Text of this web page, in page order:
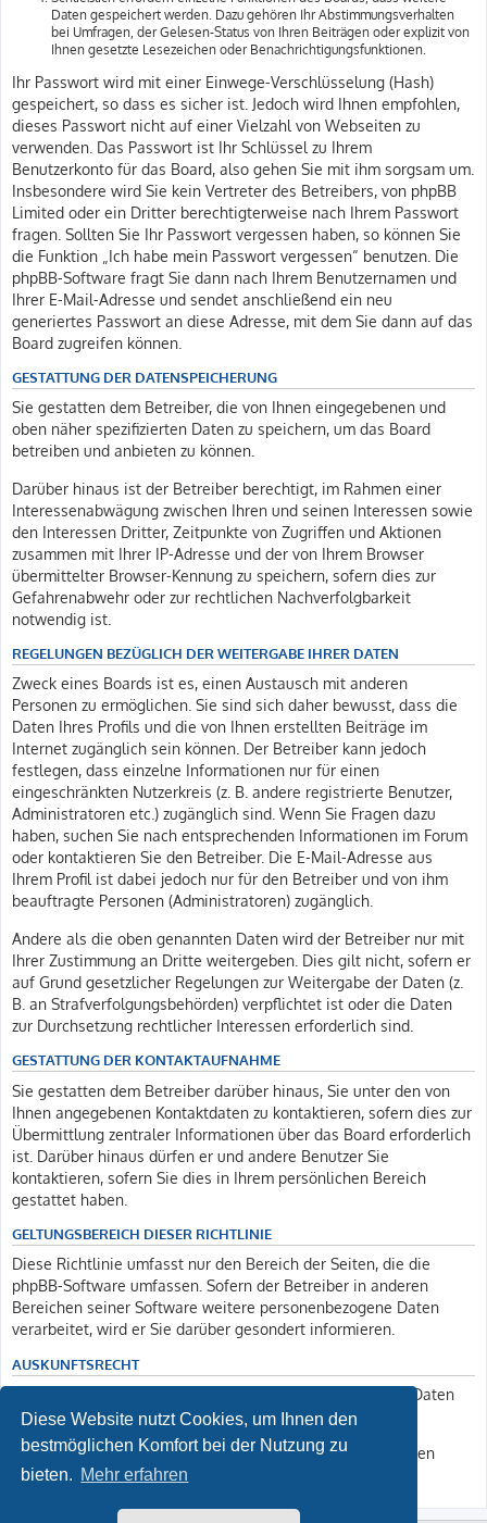
Diese Website nutzt Cookies, um Ihnen den
bestmöglichen Komfort bei der Nutzung zu
bieten. Mehr erfahren
Daten gespeichert werden. Dazu gehören Ihr Abstimmungsverhalten
bei Umfragen, der Gelesen-Status von Ihren Beiträgen oder explizit von
Ihnen gesetzte Lesezeichen oder Benachrichtigungsfunktionen.
Ihr Passwort wird mit einer Einwege-Verschlüsselung (Hash)
gespeichert, so dass es sicher ist. Jedoch wird Ihnen empfohlen,
dieses Passwort nicht auf einer Vielzahl von Webseiten zu
verwenden. Das Passwort ist Ihr Schlüssel zu Ihrem
Benutzerkonto für das Board, also gehen Sie mit ihm sorgsam um.
Insbesondere wird Sie kein Vertreter des Betreibers, von phpBB
Limited oder ein Dritter berechtigterweise nach Ihrem Passwort
fragen. Sollten Sie Ihr Passwort vergessen haben, so können Sie
die Funktion „Ich habe mein Passwort vergessen“ benutzen. Die
phpBB-Software fragt Sie dann nach Ihrem Benutzernamen und
Ihrer E-Mail-Adresse und sendet anschließend ein neu
generiertes Passwort an diese Adresse, mit dem Sie dann auf das
Board zugreifen können.
GESTATTUNG DER DATENSPEICHERUNG
Sie gestatten dem Betreiber, die von Ihnen eingegebenen und
oben näher spezifizierten Daten zu speichern, um das Board
betreiben und anbieten zu können.
Darüber hinaus ist der Betreiber berechtigt, im Rahmen einer
Interessenabwägung zwischen Ihren und seinen Interessen sowie
den Interessen Dritter, Zeitpunkte von Zugriffen und Aktionen
zusammen mit Ihrer IP-Adresse und der von Ihrem Browser
übermittelter Browser-Kennung zu speichern, sofern dies zur
Gefahrenabwehr oder zur rechtlichen Nachverfolgbarkeit
notwendig ist.
REGELUNGEN BEZÜGLICH DER WEITERGABE IHRER DATEN
Zweck eines Boards ist es, einen Austausch mit anderen
Personen zu ermöglichen. Sie sind sich daher bewusst, dass die
Daten Ihres Profils und die von Ihnen erstellten Beiträge im
Internet zugänglich sein können. Der Betreiber kann jedoch
festlegen, dass einzelne Informationen nur für einen
eingeschränkten Nutzerkreis (z. B. andere registrierte Benutzer,
Administratoren etc.) zugänglich sind. Wenn Sie Fragen dazu
haben, suchen Sie nach entsprechenden Informationen im Forum
oder kontaktieren Sie den Betreiber. Die E-Mail-Adresse aus
Ihrem Profil ist dabei jedoch nur für den Betreiber und von ihm
beauftragte Personen (Administratoren) zugänglich.
Andere als die oben genannten Daten wird der Betreiber nur mit
Ihrer Zustimmung an Dritte weitergeben. Dies gilt nicht, sofern er
auf Grund gesetzlicher Regelungen zur Weitergabe der Daten (z.
B. an Strafverfolgungsbehörden) verpflichtet ist oder die Daten
zur Durchsetzung rechtlicher Interessen erforderlich sind.
GESTATTUNG DER KONTAKTAUFNAHME
Sie gestatten dem Betreiber darüber hinaus, Sie unter den von
Ihnen angegebenen Kontaktdaten zu kontaktieren, sofern dies zur
Übermittlung zentraler Informationen über das Board erforderlich
ist. Darüber hinaus dürfen er und andere Benutzer Sie
kontaktieren, sofern Sie dies in Ihrem persönlichen Bereich
gestattet haben.
GELTUNGSBEREICH DIESER RICHTLINIE
Diese Richtlinie umfasst nur den Bereich der Seiten, die die
phpBB-Software umfassen. Sofern der Betreiber in anderen
Bereichen seiner Software weitere personenbezogene Daten
verarbeitet, wird er Sie darüber gesondert informieren.
AUSKUNFTSRECHT
Der Betreiber erteilt Ihnen auf Anfrage Auskunft, welche Daten
über Sie gespeichert sind.
Sie können jederzeit die Löschung bzw. Sperrung Ihrer Daten
verlangen. Kontaktieren Sie hierzu bitte den Betreiber.